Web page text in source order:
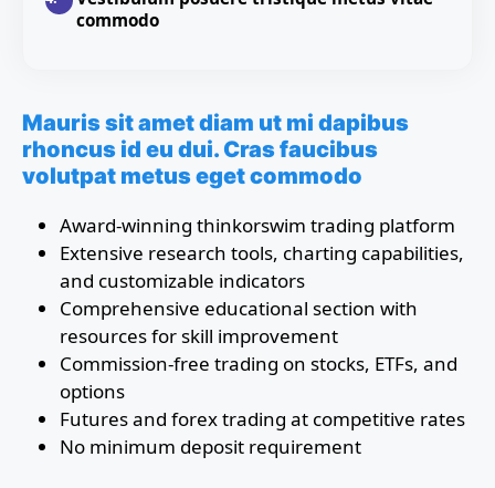
commodo
Mauris sit amet diam ut mi dapibus
rhoncus id eu dui. Cras faucibus
volutpat metus eget commodo
Award-winning thinkorswim trading platform
Extensive research tools, charting capabilities,
and customizable indicators
Comprehensive educational section with
resources for skill improvement
Commission-free trading on stocks, ETFs, and
options
Futures and forex trading at competitive rates
No minimum deposit requirement